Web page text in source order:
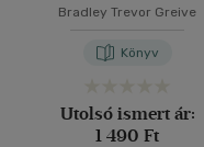
Bradley Trevor Greive
Könyv
Utolsó ismert ár:
1 490 Ft